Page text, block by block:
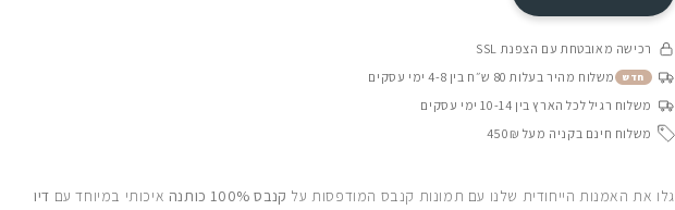
רכישה מאובטחת עם הצפנת SSL
חדש משלוח מהיר בעלות 80 ש״ח בין 4-8 ימי עסקים
משלוח רגיל לכל הארץ בין 10-14 ימי עסקים
משלוח חינם בקניה מעל 450₪
גלו את האמנות הייחודית שלנו עם תמונות קנבס המודפסות על קנבס 100% כותנה איכותי במיוחד עם דיו